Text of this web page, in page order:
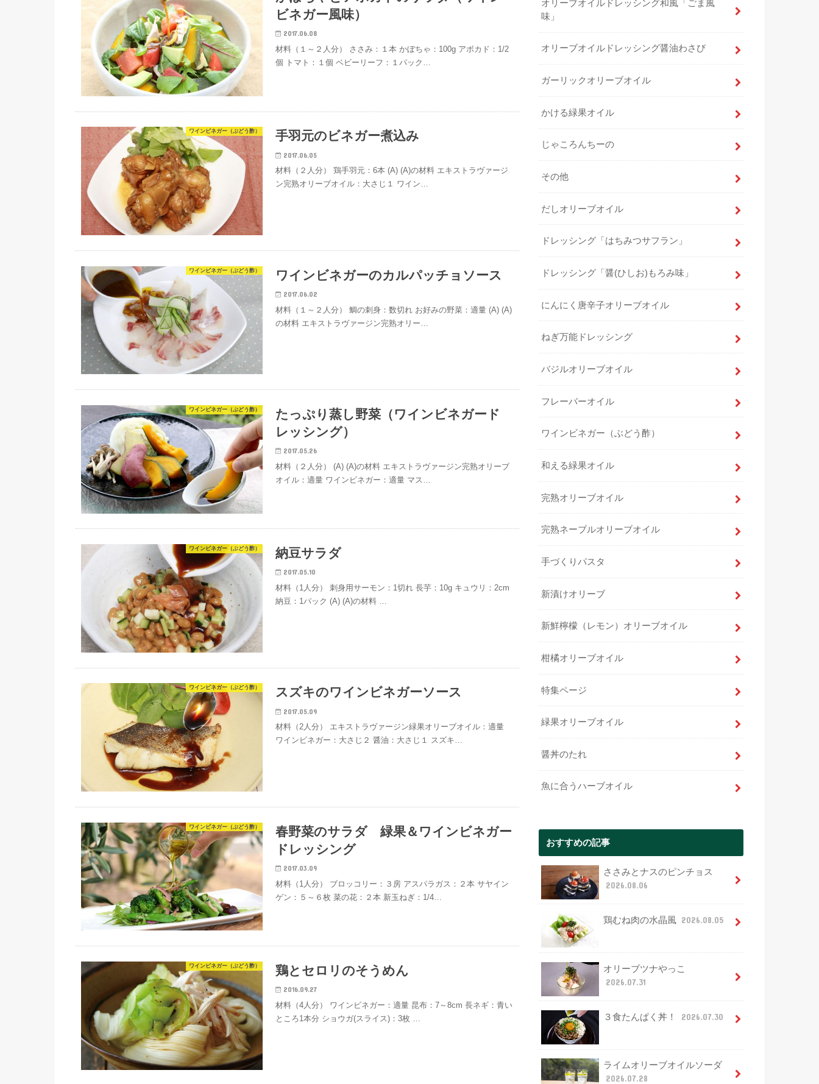
ビネガー風味）
2017.06.08
材料（１～２人分） ささみ：１本 かぼちゃ：100g アボカド：1/2
個 トマト：１個 ベビーリーフ：１パック…
ワインビネガー（ぶどう酢） 手羽元のビネガー煮込み
2017.06.05
材料（２人分） 鶏手羽元：6本 (A) (A)の材料 エキストラヴァージ
ン完熟オリーブオイル：大さじ１ ワイン…
ワインビネガー（ぶどう酢） ワインビネガーのカルパッチョソース
2017.06.02
材料（１～２人分） 鯛の刺身：数切れ お好みの野菜：適量 (A) (A)
の材料 エキストラヴァージン完熟オリー…
ワインビネガー（ぶどう酢）
たっぷり蒸し野菜（ワインビネガード
レッシング）
2017.05.26
材料（２人分） (A) (A)の材料 エキストラヴァージン完熟オリーブ
オイル：適量 ワインビネガー：適量 マス…
ワインビネガー（ぶどう酢） 納豆サラダ
2017.05.10
材料（1人分） 刺身用サーモン：1切れ 長芋：10g キュウリ：2cm
納豆：1パック (A) (A)の材料 …
ワインビネガー（ぶどう酢） スズキのワインビネガーソース
2017.05.09
材料（2人分） エキストラヴァージン緑果オリーブオイル：適量
ワインビネガー：大さじ２ 醤油：大さじ１ スズキ…
ワインビネガー（ぶどう酢）
春野菜のサラダ 緑果＆ワインビネガー
ドレッシング
2017.03.09
材料（1人分） ブロッコリー：３房 アスパラガス：２本 サヤイン
ゲン：５～６枚 菜の花：２本 新玉ねぎ：1/4…
ワインビネガー（ぶどう酢） 鶏とセロリのそうめん
2016.09.27
材料（4人分） ワインビネガー：適量 昆布：7～8cm 長ネギ：青い
ところ1本分 ショウガ(スライス)：3枚 …
オリーブオイルドレッシング和風「ごま風
味」
オリーブオイルドレッシング醤油わさび
ガーリックオリーブオイル
かける緑果オイル
じゃころんちーの
その他
だしオリーブオイル
ドレッシング「はちみつサフラン」
ドレッシング「醤(ひしお)もろみ味」
にんにく唐辛子オリーブオイル
ねぎ万能ドレッシング
バジルオリーブオイル
フレーバーオイル
ワインビネガー（ぶどう酢）
和える緑果オイル
完熟オリーブオイル
完熟ネーブルオリーブオイル
手づくりパスタ
新漬けオリーブ
新鮮檸檬（レモン）オリーブオイル
柑橘オリーブオイル
特集ページ
緑果オリーブオイル
醤丼のたれ
魚に合うハーブオイル
おすすめの記事
ささみとナスのピンチョス
2026.08.06
鶏むね肉の水晶風 2026.08.05
オリーブツナやっこ
2026.07.31
３食たんぱく丼！ 2026.07.30
ライムオリーブオイルソーダ
2026.07.28